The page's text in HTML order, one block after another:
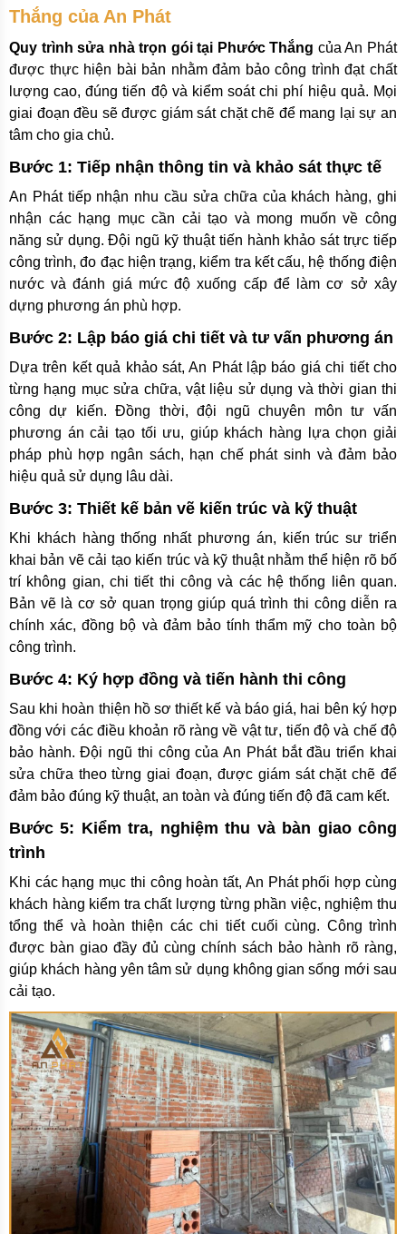
Thắng của An Phát
Quy trình sửa nhà trọn gói tại Phước Thắng của An Phát
được thực hiện bài bản nhằm đảm bảo công trình đạt chất
lượng cao, đúng tiến độ và kiểm soát chi phí hiệu quả. Mọi
giai đoạn đều sẽ được giám sát chặt chẽ để mang lại sự an
tâm cho gia chủ.
Bước 1: Tiếp nhận thông tin và khảo sát thực tế
An Phát tiếp nhận nhu cầu sửa chữa của khách hàng, ghi
nhận các hạng mục cần cải tạo và mong muốn về công
năng sử dụng. Đội ngũ kỹ thuật tiến hành khảo sát trực tiếp
công trình, đo đạc hiện trạng, kiểm tra kết cấu, hệ thống điện
nước và đánh giá mức độ xuống cấp để làm cơ sở xây
dựng phương án phù hợp.
Bước 2: Lập báo giá chi tiết và tư vấn phương án
Dựa trên kết quả khảo sát, An Phát lập báo giá chi tiết cho
từng hạng mục sửa chữa, vật liệu sử dụng và thời gian thi
công dự kiến. Đồng thời, đội ngũ chuyên môn tư vấn
phương án cải tạo tối ưu, giúp khách hàng lựa chọn giải
pháp phù hợp ngân sách, hạn chế phát sinh và đảm bảo
hiệu quả sử dụng lâu dài.
Bước 3: Thiết kế bản vẽ kiến trúc và kỹ thuật
Khi khách hàng thống nhất phương án, kiến trúc sư triển
khai bản vẽ cải tạo kiến trúc và kỹ thuật nhằm thể hiện rõ bố
trí không gian, chi tiết thi công và các hệ thống liên quan.
Bản vẽ là cơ sở quan trọng giúp quá trình thi công diễn ra
chính xác, đồng bộ và đảm bảo tính thẩm mỹ cho toàn bộ
công trình.
Bước 4: Ký hợp đồng và tiến hành thi công
Sau khi hoàn thiện hồ sơ thiết kế và báo giá, hai bên ký hợp
đồng với các điều khoản rõ ràng về vật tư, tiến độ và chế độ
bảo hành. Đội ngũ thi công của An Phát bắt đầu triển khai
sửa chữa theo từng giai đoạn, được giám sát chặt chẽ để
đảm bảo đúng kỹ thuật, an toàn và đúng tiến độ đã cam kết.
Bước 5: Kiểm tra, nghiệm thu và bàn giao công
trình
Khi các hạng mục thi công hoàn tất, An Phát phối hợp cùng
khách hàng kiểm tra chất lượng từng phần việc, nghiệm thu
tổng thể và hoàn thiện các chi tiết cuối cùng. Công trình
được bàn giao đầy đủ cùng chính sách bảo hành rõ ràng,
giúp khách hàng yên tâm sử dụng không gian sống mới sau
cải tạo.